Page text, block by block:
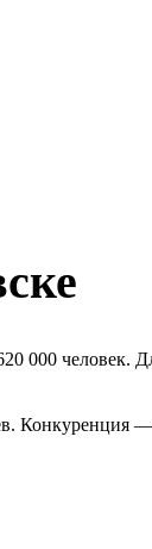
000 человек.
Конкуренция